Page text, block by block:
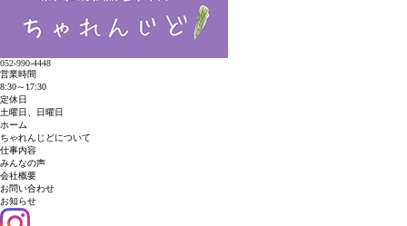
052-990-4448
営業時間
8:30～17:30
定休日
土曜日、日曜日
ホーム
ちゃれんじどについて
仕事内容
みんなの声
会社概要
お問い合わせ
お知らせ